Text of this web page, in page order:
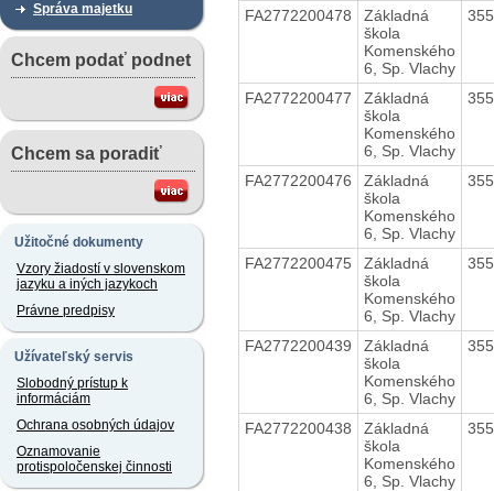
Správa majetku
Chcem podať podnet
Chcem sa poradiť
Užitočné dokumenty
Vzory žiadostí v slovenskom
jazyku a iných jazykoch
Právne predpisy
Užívateľský servis
Slobodný prístup k
informáciám
Ochrana osobných údajov
Oznamovanie
protispoločenskej činnosti
FA2772200478
Základná
škola
Komenského
6, Sp. Vlachy
FA2772200477
Základná
škola
Komenského
6, Sp. Vlachy
FA2772200476
Základná
škola
Komenského
6, Sp. Vlachy
FA2772200475
Základná
škola
Komenského
6, Sp. Vlachy
FA2772200439
Základná
škola
Komenského
6, Sp. Vlachy
FA2772200438
Základná
škola
Komenského
6, Sp. Vlachy